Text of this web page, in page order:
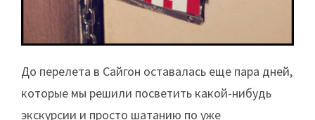
До перелета в Сайгон оставалась еще пара дней,
которые мы решили посветить какой-нибудь
экскурсии и просто шатанию по уже